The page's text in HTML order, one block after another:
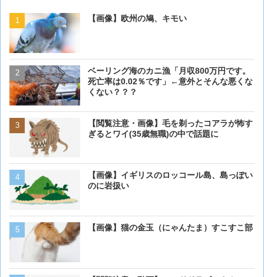
【画像】欧州の鳩、キモい
ベーリング海のカニ漁「月収800万円です。
死亡率は0.02％です」←意外とそんな悪くな
くない？？？
【閲覧注意・画像】毛を剃ったコアラが怖す
ぎるとワイ(35歳無職)の中で話題に
【画像】イギリスのロッコール島、島っぽい
のに岩扱い
【画像】猫の金玉（にゃんたま）すこすこ部
【画像】欧州の鳩、キモい
【閲覧注意・画像】毛を剃
ぎるとワイ(35歳無職)の中
【画像大量！】イッヌさん
も上手い
【画像】 アメリカのケー
【動画】男性、ロバにちょ